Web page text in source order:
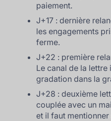
paiement.
J+17 : dernière
les engagements
ferme.
J+22 : première
Le canal de la
gradation dans la
J+28 : deuxième
couplée avec un
et il faut mentionner